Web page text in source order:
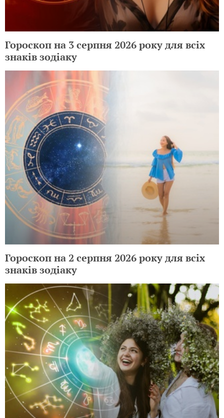
Гороскоп на 3 серпня 2026 року для всіх
знаків зодіаку
Гороскоп на 2 серпня 2026 року для всіх
знаків зодіаку